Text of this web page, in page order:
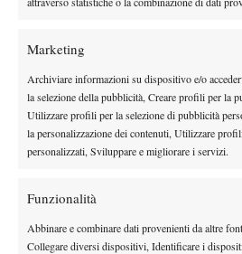
Marketing
Archiviare informazioni su dispositivo e/o
la selezione della pubblicità, Creare profili per la
Utilizzare profili per la selezione di pubblicità
la personalizzazione dei contenuti, Utilizzare
personalizzati, Sviluppare e migliorare i servizi.
Funzionalità
Abbinare e combinare dati provenienti da altre
Collegare diversi dispositivi, Identificare i
Andrea De Marchi: vittoria e
PerAndrea De Marchiil debutto in un
dolcissimo: “La partita è iniziata male
trovato il giusto atteggiamento per
mia famiglia è stato speciale”, ha
affrontato un lungo stop per un edema
finlandeseEero Vasa.